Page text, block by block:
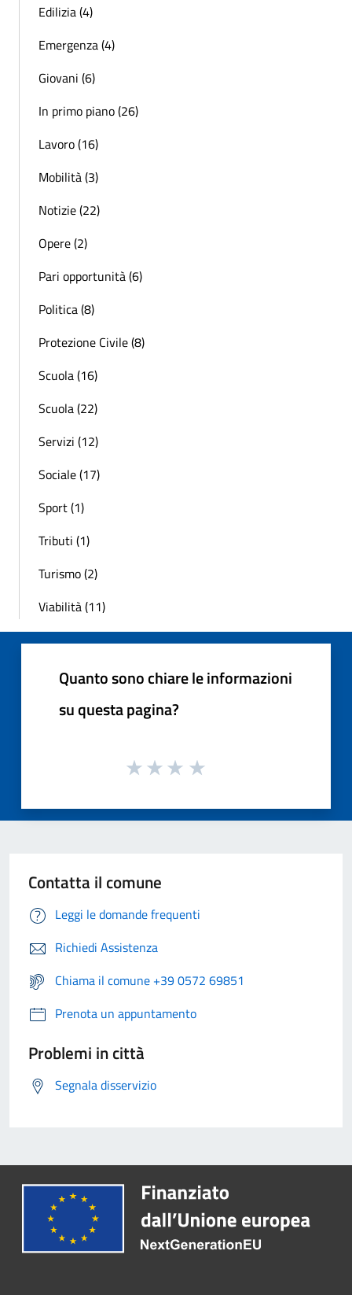
Edilizia (4)
Emergenza (4)
Giovani (6)
In primo piano (26)
Lavoro (16)
Mobilità (3)
Notizie (22)
Opere (2)
Pari opportunità (6)
Politica (8)
Protezione Civile (8)
Scuola (16)
Scuola (22)
Servizi (12)
Sociale (17)
Sport (1)
Tributi (1)
Turismo (2)
Viabilità (11)
Quanto sono chiare le informazioni
su questa pagina?
Contatta il comune
Leggi le domande frequenti
Richiedi Assistenza
Chiama il comune +39 0572 69851
Prenota un appuntamento
Problemi in città
Segnala disservizio